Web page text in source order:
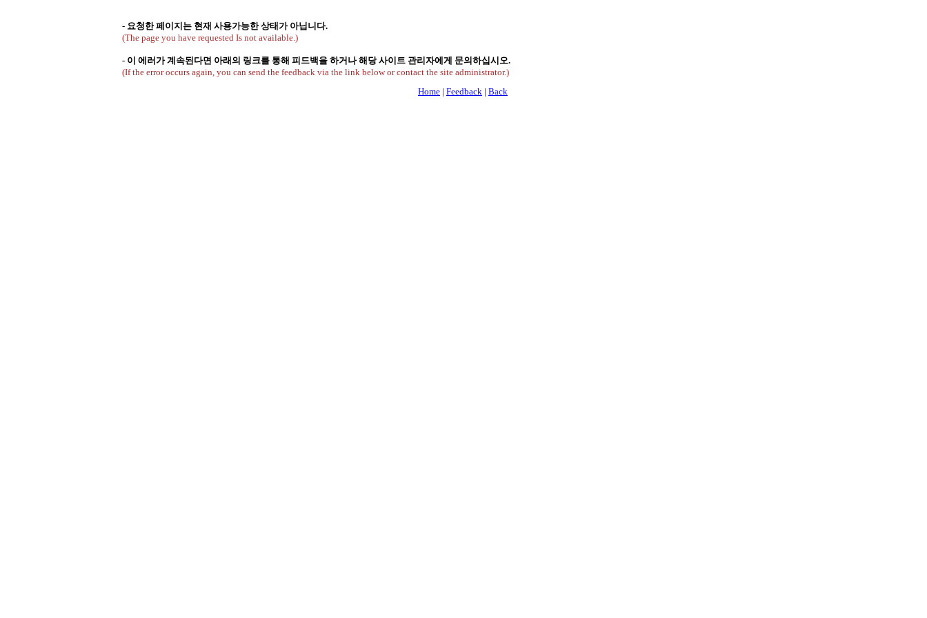
- 요청한 페이지는 현재 사용가능한 상태가 아닙니다.
(The page you have requested Is not available.)
- 이 에러가 계속된다면 아래의 링크를 통해 피드백을 하거나 해당 사이트 관리자에게 문의하십시오.
(If the error occurs again, you can send the feedback via the link below or contact the site administrator.)
Home | Feedback | Back